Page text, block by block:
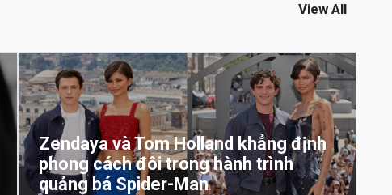
View All
Zendaya và Tom Holland khẳng định
phong cách đôi trong hành trình
quảng bá Spider-Man